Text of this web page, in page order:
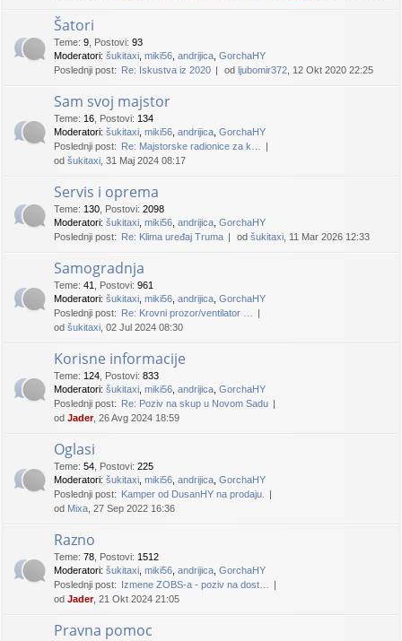
Šatori
Teme: 9 Postovi: 93
Moderatori: šukitaxi miki56 andrijica GorchaHY
Poslednji post: Re: Iskustva iz 2020 od ljubomir372 , 12 Okt 2020 22:25
Sam svoj majstor
Teme: 16 Postovi: 134
Moderatori: šukitaxi miki56 andrijica GorchaHY
Poslednji post: Re: Majstorske radionice za k…
od šukitaxi , 31 Maj 2024 08:17
Servis i oprema
Teme: 130 Postovi: 2098
Moderatori: šukitaxi miki56 andrijica GorchaHY
Poslednji post: Re: Klima uređaj Truma od šukitaxi , 11 Mar 2026 12:33
Samogradnja
Teme: 41 Postovi: 961
Moderatori: šukitaxi miki56 andrijica GorchaHY
Poslednji post: Re: Krovni prozor/ventilator …
od šukitaxi , 02 Jul 2024 08:30
Korisne informacije
Teme: 124 Postovi: 833
Moderatori: šukitaxi miki56 andrijica GorchaHY
Poslednji post: Re: Poziv na skup u Novom Sadu
od Jader, 26 Avg 2024 18:59
Oglasi
Teme: 54 Postovi: 225
Moderatori: šukitaxi miki56 andrijica GorchaHY
Poslednji post: Kamper od DusanHY na prodaju.
od Mixa , 27 Sep 2022 16:36
Razno
Teme: 78 Postovi: 1512
Moderatori: šukitaxi miki56 andrijica GorchaHY
Poslednji post: Izmene ZOBS-a - poziv na dost…
od Jader, 21 Okt 2024 21:05
Pravna pomoc